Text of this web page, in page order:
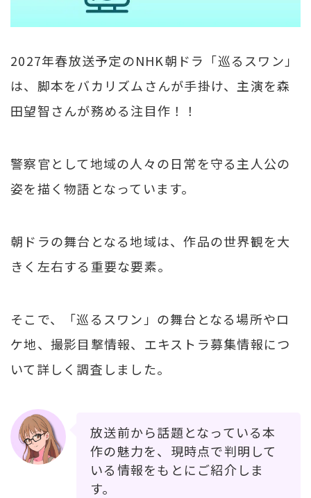
2027年春放送予定のNHK朝ドラ「巡るスワン」
は、脚本をバカリズムさんが手掛け、主演を森
田望智さんが務める注目作！！
警察官として地域の人々の日常を守る主人公の
姿を描く物語となっています。
朝ドラの舞台となる地域は、作品の世界観を大
きく左右する重要な要素。
そこで、「巡るスワン」の舞台となる場所やロ
ケ地、撮影目撃情報、エキストラ募集情報につ
いて詳しく調査しました。
放送前から話題となっている本
作の魅力を、現時点で判明して
いる情報をもとにご紹介しま
す。